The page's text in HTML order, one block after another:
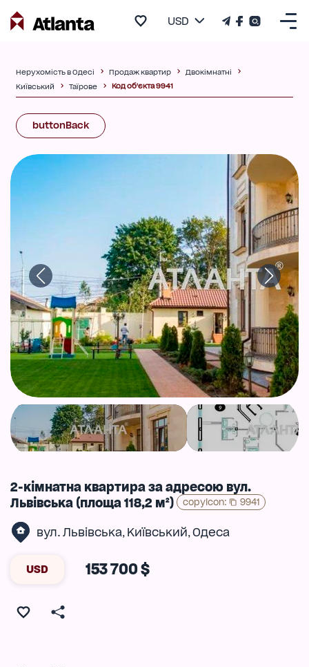
USD
Нерухомість в Одесі Продаж квартир
Двокімнатні
Київський
Таїрове Код об'єкта 9941
buttonBack
2-кімнатна квартира за адресою вул.
Львівська (площа 118,2 м²)
copyIcon: 9941
вул. Львівська, Київський, Одеса
USD 153 700 $